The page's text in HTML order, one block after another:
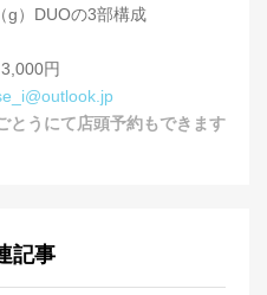
）DUOの3部構成
円
とうにて店頭予約もできます
記事